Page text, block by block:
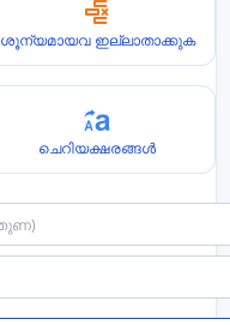
ശൂന്യമായവ ഇല്ലാതാക്കുക
ചെറിയക്ഷരങ്ങൾ